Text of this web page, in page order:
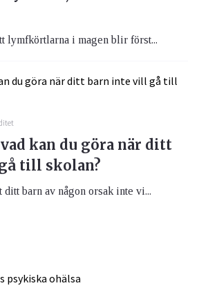
lymfkörtlarna i magen blir först...
kan du göra när ditt
till skolan?
ditt barn av någon orsak inte vi...